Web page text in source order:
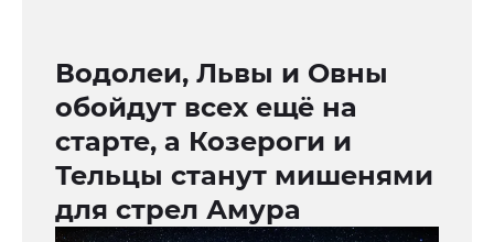
Водолеи, Львы и Овны
обойдут всех ещё на
старте, а Козероги и
Тельцы станут мишенями
для стрел Амура